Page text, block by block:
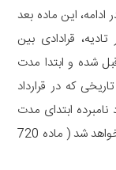
این ماده بعد
قرادادی بین
شده و ابتدا مدت
که در قرارداد
ابتدای مدت
شد( ماده 720